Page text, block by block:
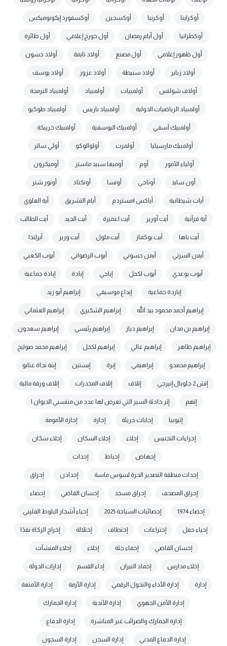
أوكراينا أوكرنيا أوكسجين أوكسفورد إيكونوميكس
أوكطرانيا أول أيام رمضان أول خورج إعلامي أول طائرة
أول ظهور إعلامي أول مصنع أولاد تايمة أولاد حسون
أولاد زباير أولاد سبيطة أولاد عزوز أولاد يوسف
أولاف شولتس أولمبيات أولمبياد أولمبياد البرمجة
أولمبياد الرياضيات الدولية أولمبياد باريس أولمبياد طوكيو
أولمبيك آسفي أولمبيك اليوسفية أولمبيك خريبكة
أولمبيك مارسيليا أولمرت أولوالوكو أولي ساتر
أولياء الأمور أوم أوميغا سبيد ماستر أوميكرون
أون سايد أوناحي أونسا أونكتاد أونور شنر
أيات شيطانية أياكس امستردم أيام التشريق أية العلوي
أية قرآنية أيت أورير أيت اعميرة أيت الجيد أيت الطالب
أيت باها أيت بوكماز أيت ملول أيت ورير أيرلندا
أيمن السرتي أيمن حسوني أيوب الرضواني أيوب الكعبي
أيوب بوعدي أيوب لكحل إباحي إبادة إبادة جماعية
إباردة جماعية إبداع موسيقي إبراهيم أبو زيد
إبراهيم أحمد محمود بيد الله إبراهيم الشكيري إبراهيم العثماني
إبراهيم بن مدان إبراهيم دياز إبراهيم رئيسي إبراهيم سعدون
إبراهيم ظاهر إبراهيم غالي إبراهيم لكحل إبراهيم محمد صوليح
إبراهيم محمدو إبراهيمي إبرة إبستين إبنة نجاة عتابو
إتش 2 جلوبال إنيرجي إتلاف إتلاف المخدرات إتلاف ورقة مالية
إتهم إثر حادثة السير التي تعرض لها عدد من منتسبي الديوان ا
إثيوبيا إجابات جريئة إجازة إجازة الأمومة
إجراءات التجنيس إجلاء إجلاء السكان إجلاء سكان
إجهاض إحباط إحداث
إحداث منطقة التصدير الحرة لسوس ماسة إحدادن إحراق
إحراق المصحف إحراق مسجد إحسان القاضي إحصاء
إحصاء 1974 إحصائيات السياحة 2025 إحياء أشجار البلوط الفليني
إحياء حفل إختراعات إختطاف إختلالة إخراج الزكاة نقدًا
إخسان القاضي إخفاء جثة إخلاء إخلاء المنشآت
إخلاء مدارس إخماد النيران إداء القسم إدارات الدولة
إدارة إدارة الأداء والتحول الرقمي إدارة الأزمة إدارة الأمتعة
إدارة الأمن الجهوي إدارة الأندية إدارة الجمارك
إدارة الجمارك والضرائب غير المباشرة إدارة الدفاع
إدارة الدفاع المدني إدارة السجن إدارة السجون